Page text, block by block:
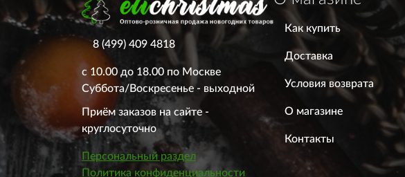
Как купить
Доставка
Условия возврата
О магазине
Контакты
8 (499) 409 4818
с 10.00 до 18.00 по Москве
Суббота/Воскресенье - выходной
Приём заказов на сайте -
круглосуточно
Персональный раздел
Политика конфиденциальности